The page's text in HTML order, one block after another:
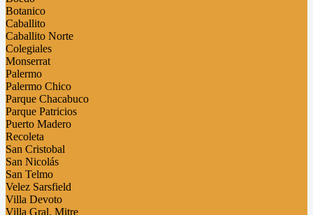
Botanico
Caballito
Caballito Norte
Colegiales
Monserrat
Palermo
Palermo Chico
Parque Chacabuco
Parque Patricios
Puerto Madero
Recoleta
San Cristobal
San Nicolás
San Telmo
Velez Sarsfield
Villa Devoto
Villa Gral. Mitre